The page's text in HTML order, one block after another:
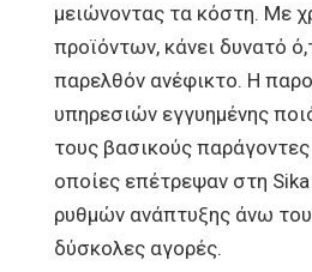
μειώνοντας τα κόστη. Με
προϊόντων, κάνει δυνατό
παρελθόν ανέφικτο. Η
υπηρεσιών εγγυημένης
τους βασικούς παράγοντες
οποίες επέτρεψαν στη Sika
ρυθμών ανάπτυξης άνω
δύσκολες αγορές.